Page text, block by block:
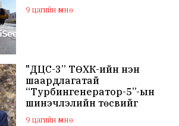
9 цагийн өмнө
"ДЦС-3” ТӨХК-ийн нэн
шаардлагатай
“Турбингенератор-5”-ын
шинэчлэлийн төсвийг
шийдвэрлэхээр болов
9 цагийн өмнө